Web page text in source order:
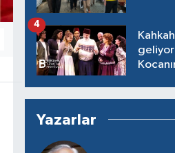
4
Yazarlar